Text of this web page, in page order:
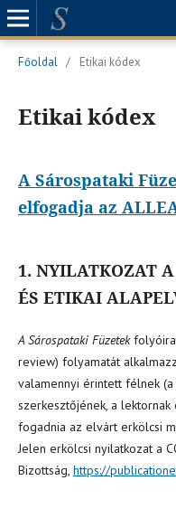
Főoldal / Etikai kódex
Etikai kódex
A Sárospataki
elfogadja az
1. NYILATKOZAT
ÉS ETIKAI
A Sárospataki Füzetek
review) folyamatát
valamennyi érintett félnek
szerkesztőjének, a
fogadnia az elvárt erkölcsi
Jelen erkölcsi nyilatkozat a
Bizottság, https://